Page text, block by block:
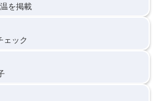
を掲載
ェック